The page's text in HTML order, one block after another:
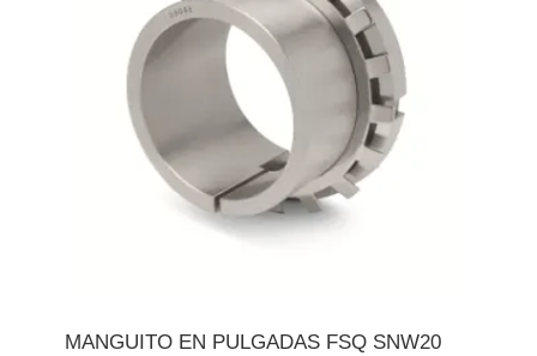
MANGUITO EN PULGADAS FSQ SNW20